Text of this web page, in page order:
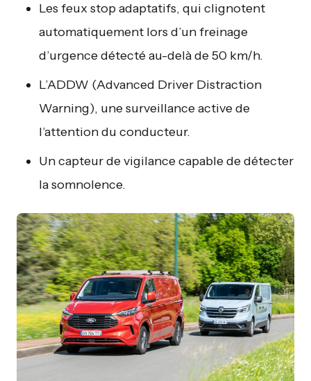
Les feux stop adaptatifs, qui clignotent
automatiquement lors d’un freinage
d’urgence détecté au-delà de 50 km/h.
L’ADDW (Advanced Driver Distraction
Warning), une surveillance active de
l’attention du conducteur.
Un capteur de vigilance capable de détecter
la somnolence.